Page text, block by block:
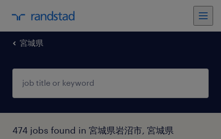
宮城県
474 jobs found in 宮城県岩沼市, 宮城県